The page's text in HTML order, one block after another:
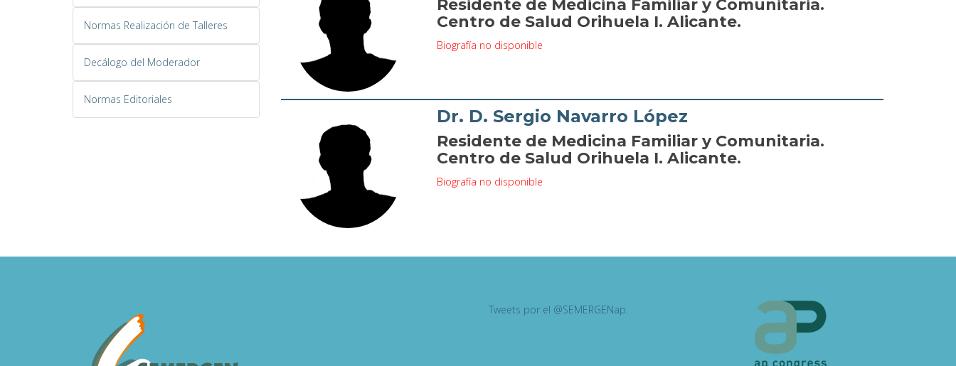
Normas Realización de Talleres
Decálogo del Moderador
Normas Editoriales
Residente de Medicina Familiar y Comunitaria.
Centro de Salud Orihuela I. Alicante.
Biografía no disponible
Dr. D. Sergio Navarro López
Residente de Medicina Familiar y Comunitaria.
Centro de Salud Orihuela I. Alicante.
Biografía no disponible
Tweets por el @SEMERGENap.